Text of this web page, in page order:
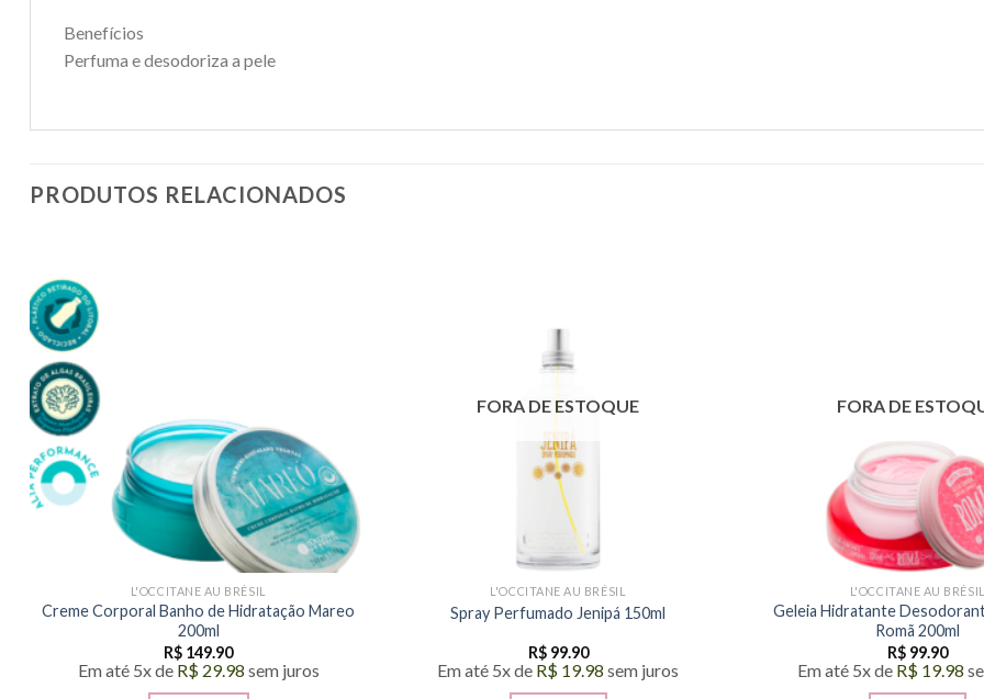
Benefícios
Perfuma e desodoriza a pele
PRODUTOS RELACIONADOS
L'OCCITANE AU BRÉSIL
Creme Corporal Banho de Hidratação Mareo
200ml
R$ 149.90
Em até 5x de R$29.98 sem juros
FORA DE ESTOQUE
L'OCCITANE AU BRÉSIL
Spray Perfumado Jenipá 150ml
R$99.90
Em até 5x de R$ 19.98 sem juros
FORA DE
L'OCCITANE AU BRÉSIL
Geleia Hidratante
Romã 200ml
R$ 99.90
Em até 5x de R$19.98